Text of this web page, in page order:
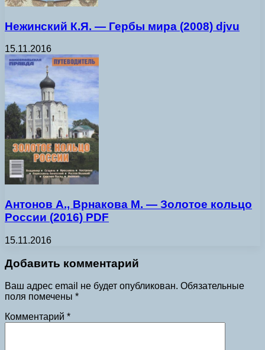
Нежинский К.Я. — Гербы мира (2008) djvu
15.11.2016
Антонов А., Врнакова М. — Золотое кольцо
России (2016) PDF
15.11.2016
Добавить комментарий
Ваш адрес email не будет опубликован. Обязательные
поля помечены *
Комментарий *